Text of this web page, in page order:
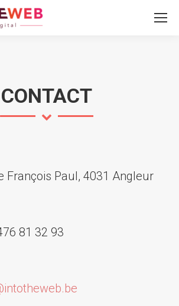
CONTACT
François Paul, 4031 Angleur
81 32 93